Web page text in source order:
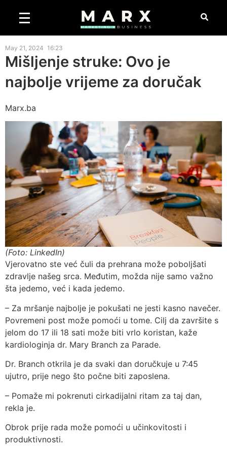
May 21, 2024 16:23
Mišljenje struke: Ovo je
najbolje vrijeme za doručak
Marx.ba
(Foto: LinkedIn)
Vjerovatno ste već čuli da prehrana može poboljšati
zdravlje našeg srca. Međutim, možda nije samo važno
šta jedemo, već i kada jedemo.
– Za mršanje najbolje je pokušati ne jesti kasno navečer.
Povremeni post može pomoći u tome. Cilj da završite s
jelom do 17 ili 18 sati može biti vrlo koristan, kaže
kardiologinja dr. Mary Branch za Parade.
Dr. Branch otkrila je da svaki dan doručkuje u 7:45
ujutro, prije nego što počne biti zaposlena.
– Pomaže mi pokrenuti cirkadijalni ritam za taj dan,
rekla je.
Obrok prije rada može pomoći u učinkovitosti i
produktivnosti.